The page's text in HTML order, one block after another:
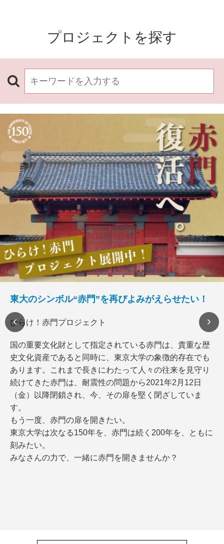
プロジェクトを探す
東大のシンボル“赤門”を再びよみがえらせたい！
ひらけ！赤門プロジェクト
国の重要文化財として指定されている赤門は、貴重な歴
史文化資産であると同時に、東京大学の象徴的存在でも
あります。これまで長きにわたって人々の往来を見守り
続けてきた赤門は、耐震性の問題から2021年2月12日
（金）以降閉鎖され、今、その扉を堅く閉ざしていま
す。
もう一度、赤門の扉を開きたい。
東京大学は次なる150年を、赤門は続く200年を、ともに
刻みたい。
みなさんの力で、一緒に赤門を開きませんか？